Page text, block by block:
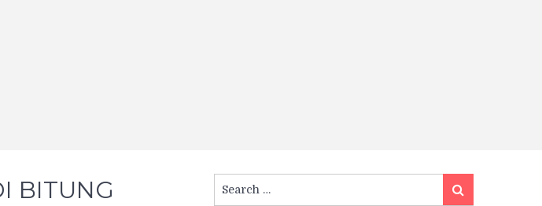
BITUNG
Search
for:
Search